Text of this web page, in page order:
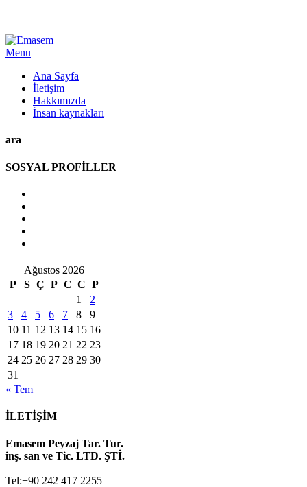
Menu
Ana Sayfa
İletişim
Hakkımızda
İnsan kaynakları
ara
SOSYAL PROFİLLER
Ağustos 2026
P
S Ç P C C P
1
2
3
4 5 6 7 8
9
10 11 12 13 14 15 16
17 18 19 20 21 22 23
24 25 26 27 28 29 30
31
« Tem
İLETİŞİM
Emasem Peyzaj Tar. Tur.
inş. san ve Tic. LTD. ŞTİ.
Tel:+90 242 417 2255